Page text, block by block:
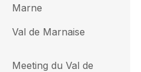
Marne
Val de Marnaise
Meeting du Val de